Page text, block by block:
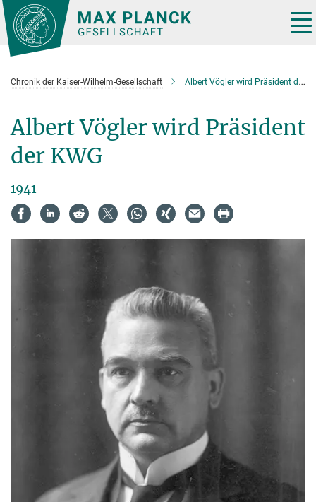
Hauptinhalt
Chronik der Kaiser-Wilhelm-Gesellschaft Albert Vögler wird Präsident der KWG
Albert Vögler wird Präsident
der KWG
1941